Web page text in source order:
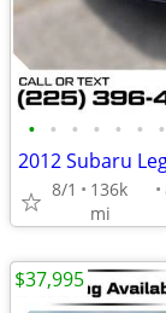
• • • • • • •
2012 Subaru
8/1
136k
mi
$37,995